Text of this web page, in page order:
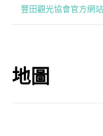
豐田觀光協會官方網
地圖